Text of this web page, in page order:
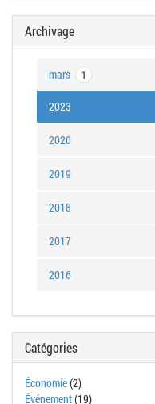
Archivage
mars 1
2023
2020
2019
2018
2017
2016
Catégories
Économie(2)
Événement(19)